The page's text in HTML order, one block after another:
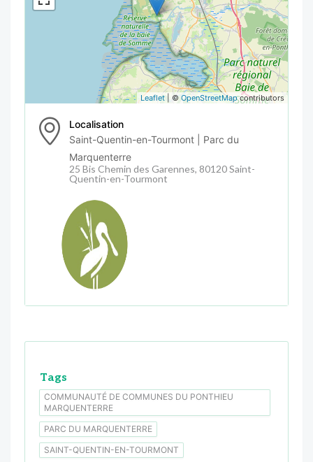
Leaflet | © OpenStreetMapcontributors
Localisation
Saint-Quentin-en-Tourmont | Parc du
Marquenterre
25 Bis Chemin des Garennes, 80120 Saint-
Quentin-en-Tourmont
Tags
COMMUNAUTÉ DE COMMUNES DU PONTHIEU
MARQUENTERRE
PARC DU MARQUENTERRE
SAINT-QUENTIN-EN-TOURMONT